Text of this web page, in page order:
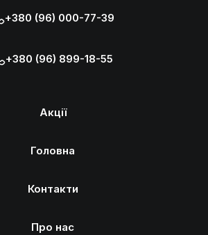
Акції
Головна
Контакти
Про нас
+380 (96) 000-77-39
+380 (96) 899-18-55